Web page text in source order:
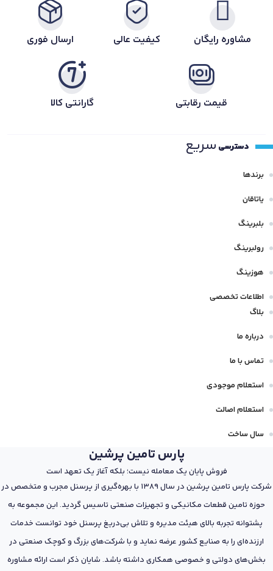
مشاوره رایگان کیفیت عالی ارسال فوری
قیمت رقابتی گارانتی کالا
دسترسی سریع
برندها
یاتاقان
بلبرینگ
رولبرینگ
هوزینگ
اطلاعات تخصصی
بلاگ
درباره ما
تماس با ما
استعلام موجودی
استعلام اصالت
سال ساخت
پارس تامین پرشین
فروش پایان یک معامله نیست؛ بلکه آغاز یک تعهد است
شرکت پارس تامین پرشین در سال 1389 با بهره‌گیری از پرسنل مجرب و متخصص در
حوزه تامین قطعات مکانیکی و تجهیزات صنعتی تاسیس گردید. این مجموعه به
پشتوانه تجربه بالای هیئت مدیره و تلاش بی‌دریغ پرسنل خود توانست خدمات
ارزنده‌ای را به صنایع کشور عرضه نماید و با شرکت‌های بزرگ و کوچک صنعتی در
بخش‌های دولتی و خصوصی همکاری داشته باشد. شایان ذکر است ارائه مشاوره